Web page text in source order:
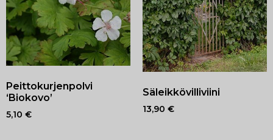
Peittokurjenpolvi
‘Biokovo’
5,10 €
Säleikkövilliviini
13,90 €